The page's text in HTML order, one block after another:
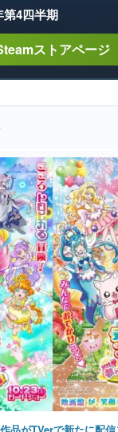
第4四半期
ストアページ
品がTVerで新たに配